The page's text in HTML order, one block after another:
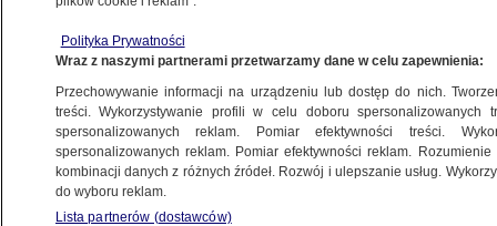
Gazprom?
7.01.2009, 08:16Aktualizacja: 7.01.2009, 10:15
Udostępnij
Wypowiedź prezydenta o konflikcie ukraińsko-
Polityka Prywatności
Wraz z naszymi partnerami przetwarzamy dane w celu zapewnienia:
Przechowywanie informacji na urządzeniu lub dostęp do nich.
treści. Wykorzystywanie profili w celu doboru spersonalizowanych
spersonalizowanych reklam. Pomiar efektywności treści.
spersonalizowanych reklam. Pomiar efektywności reklam.
kombinacji danych z różnych źródeł. Rozwój i ulepszanie usług.
do wyboru reklam.
Lista partnerów (dostawców)